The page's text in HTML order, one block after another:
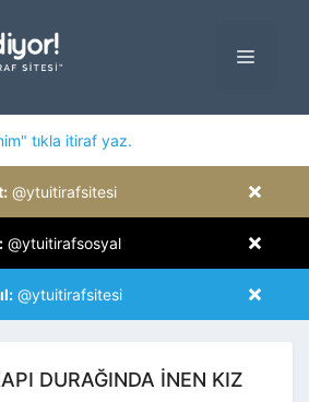
MENÜ
tıkla itiraf yaz.
×
@ytuitirafsitesi
×
@ytuitirafsosyal
×
@ytuitirafsitesi
DURAĞINDA INEN KIZ